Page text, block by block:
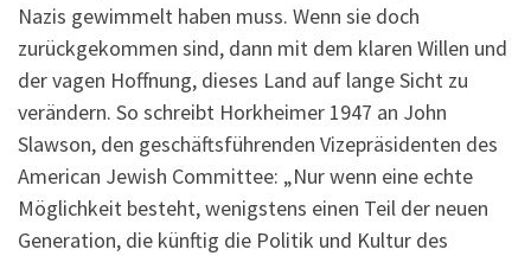
Nazis gewimmelt haben muss. Wenn sie doch
zurückgekommen sind, dann mit dem klaren Willen und
der vagen Hoffnung, dieses Land auf lange Sicht zu
verändern. So schreibt Horkheimer 1947 an John
Slawson, den geschäftsführenden Vizepräsidenten des
American Jewish Committee: „Nur wenn eine echte
Möglichkeit besteht, wenigstens einen Teil der neuen
Generation, die künftig die Politik und Kultur des